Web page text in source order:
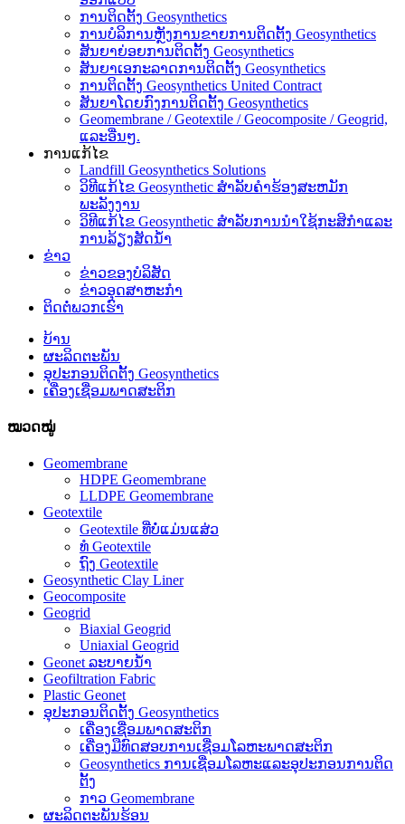
ການຕິດຕັ້ງ Geosynthetics
ການບໍລິການຫຼັງການຂາຍການຕິດຕັ້ງ Geosynthetics
ສັນຍາຍ່ອຍການຕິດຕັ້ງ Geosynthetics
ສັນຍາເອກະລາດການຕິດຕັ້ງ Geosynthetics
ການຕິດຕັ້ງ Geosynthetics United Contract
ສັນຍາໂດຍກົງການຕິດຕັ້ງ Geosynthetics
Geomembrane / Geotextile / Geocomposite / Geogrid,
ແລະອື່ນໆ.
ການແກ້ໄຂ
Landfill Geosynthetics Solutions
ວິທີແກ້ໄຂ Geosynthetic ສໍາລັບຄໍາຮ້ອງສະຫມັກ
ພະລັງງານ
ວິທີແກ້ໄຂ Geosynthetic ສໍາລັບການນໍາໃຊ້ກະສິກໍາແລະ
ການລ້ຽງສັດນ້ໍາ
ຂ່າວ
ຂ່າວຂອງບໍລິສັດ
ຂ່າວອຸດສາຫະກໍາ
ຕິດຕໍ່ພວກເຮົາ
ບ້ານ
ຜະລິດຕະພັນ
ອຸປະກອນຕິດຕັ້ງ Geosynthetics
ເຄື່ອງເຊື່ອມພາດສະຕິກ
ໝວດໝູ່
Geomembrane
HDPE Geomembrane
LLDPE Geomembrane
Geotextile
Geotextile ທີ່ບໍ່ແມ່ນແສ່ວ
ທໍ Geotextile
ຖົງ Geotextile
Geosynthetic Clay Liner
Geocomposite
Geogrid
Biaxial Geogrid
Uniaxial Geogrid
Geonet ລະບາຍນ້ໍາ
Geofiltration Fabric
Plastic Geonet
ອຸປະກອນຕິດຕັ້ງ Geosynthetics
ເຄື່ອງເຊື່ອມພາດສະຕິກ
ເຄື່ອງມືທົດສອບການເຊື່ອມໂລຫະພາດສະຕິກ
Geosynthetics ການເຊື່ອມໂລຫະແລະອຸປະກອນການຕິດ
ຕັ້ງ
ກາວ Geomembrane
ຜະລິດຕະພັນຮ້ອນ